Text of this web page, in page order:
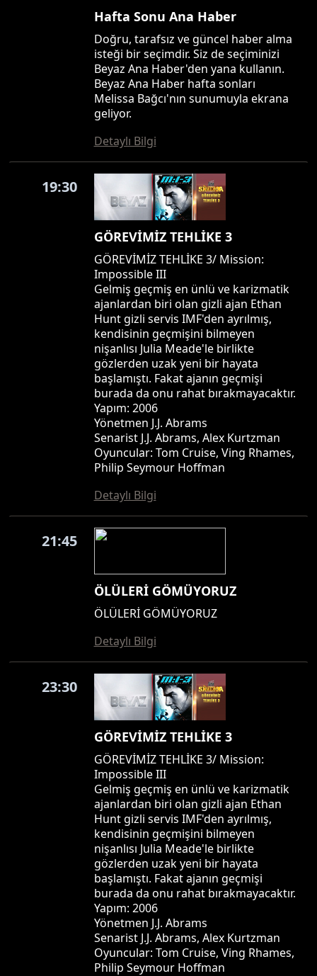
Hafta Sonu Ana Haber
Doğru, tarafsız ve güncel haber alma
isteği bir seçimdir. Siz de seçiminizi
Beyaz Ana Haber'den yana kullanın.
Beyaz Ana Haber hafta sonları
Melissa Bağcı'nın sunumuyla ekrana
geliyor.
Detaylı Bilgi
19:30
GÖREVİMİZ TEHLİKE 3
GÖREVİMİZ TEHLİKE 3/ Mission:
Impossible III
Gelmiş geçmiş en ünlü ve karizmatik
ajanlardan biri olan gizli ajan Ethan
Hunt gizli servis IMF'den ayrılmış,
kendisinin geçmişini bilmeyen
nişanlısı Julia Meade'le birlikte
gözlerden uzak yeni bir hayata
başlamıştı. Fakat ajanın geçmişi
burada da onu rahat bırakmayacaktır.
Yapım: 2006
Yönetmen J.J. Abrams
Senarist J.J. Abrams, Alex Kurtzman
Oyuncular: Tom Cruise, Ving Rhames,
Philip Seymour Hoffman
Detaylı Bilgi
21:45
ÖLÜLERİ GÖMÜYORUZ
ÖLÜLERİ GÖMÜYORUZ
Detaylı Bilgi
23:30
GÖREVİMİZ TEHLİKE 3
GÖREVİMİZ TEHLİKE 3/ Mission:
Impossible III
Gelmiş geçmiş en ünlü ve karizmatik
ajanlardan biri olan gizli ajan Ethan
Hunt gizli servis IMF'den ayrılmış,
kendisinin geçmişini bilmeyen
nişanlısı Julia Meade'le birlikte
gözlerden uzak yeni bir hayata
başlamıştı. Fakat ajanın geçmişi
burada da onu rahat bırakmayacaktır.
Yapım: 2006
Yönetmen J.J. Abrams
Senarist J.J. Abrams, Alex Kurtzman
Oyuncular: Tom Cruise, Ving Rhames,
Philip Seymour Hoffman